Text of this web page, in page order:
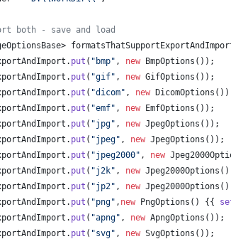
both - save and load
>
. put ( "bmp" , new BmpOptions ());
. put ( "gif" , new GifOptions ());
. put ( "dicom" , new DicomOptions
. put ( "emf" , new EmfOptions ());
. put ( "jpg" , new JpegOptions ());
. put ( "jpeg" , new JpegOptions ());
. put ( "jpeg2000" , new
. put ( "j2k" , new Jpeg2000Options
. put ( "jp2" , new Jpeg2000Options
. put ( "png" , new PngOptions () {{
. put ( "apng" , new ApngOptions ());
. put ( "svg" , new SvgOptions ());